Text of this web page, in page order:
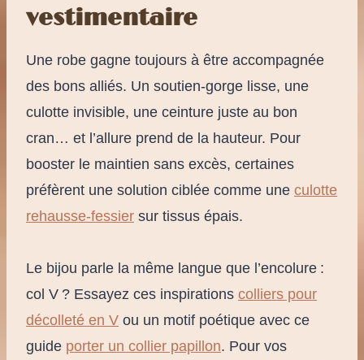
vestimentaire
Une robe gagne toujours à être accompagnée
des bons alliés. Un soutien-gorge lisse, une
culotte invisible, une ceinture juste au bon
cran… et l’allure prend de la hauteur. Pour
booster le maintien sans excès, certaines
préfèrent une solution ciblée comme une culotte
rehausse-fessier sur tissus épais.
Le bijou parle la même langue que l’encolure :
col V ? Essayez ces inspirations colliers pour
décolleté en V ou un motif poétique avec ce
guide porter un collier papillon. Pour vos